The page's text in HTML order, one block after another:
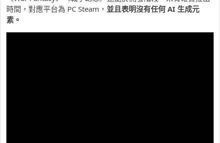
時間，對應平台為 PC Steam， 並且表明沒有任何 AI 生成元
素。